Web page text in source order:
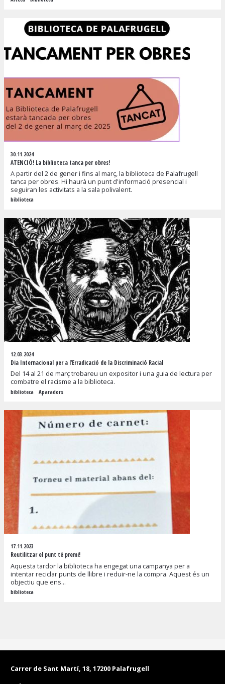
30.11.2024
ATENCIÓ! La biblioteca tanca per obres!
A partir del 2 de gener i fins al març, la biblioteca de Palafrugell
tanca per obres. Hi haurà un punt d'informació presencial i
seguiran les activitats a la sala polivalent.
biblioteca
12.03.2024
Dia Internacional per a l’Erradicació de la Discriminació Racial
Del 14 al 21 de març trobareu un expositor i una guia de lectura per
combatre el racisme a la biblioteca.
biblioteca Aparadors
17.11.2023
Reutilitzar el punt té premi!
Aquesta tardor la biblioteca ha engegat una campanya per a
intentar reciclar punts de llibre i reduir-ne la compra. Aquest és un
objectiu que ens...
biblioteca
Carrer de Sant Martí, 18, 17200 Palafrugell